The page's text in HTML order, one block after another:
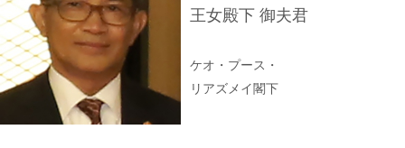
王女殿下 御夫君
ケオ・プース・
リアズメイ閣下